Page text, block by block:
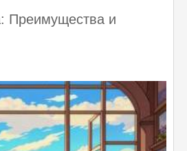
Преимущества и